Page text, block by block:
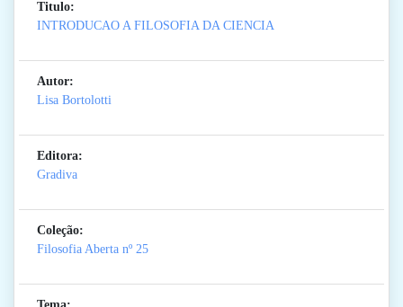
Titulo:
INTRODUCAO A FILOSOFIA DA CIENCIA
Autor:
Lisa Bortolotti
Editora:
Gradiva
Coleção:
Filosofia Aberta nº 25